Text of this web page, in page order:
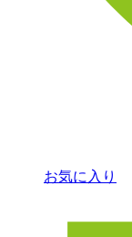
お気に入り